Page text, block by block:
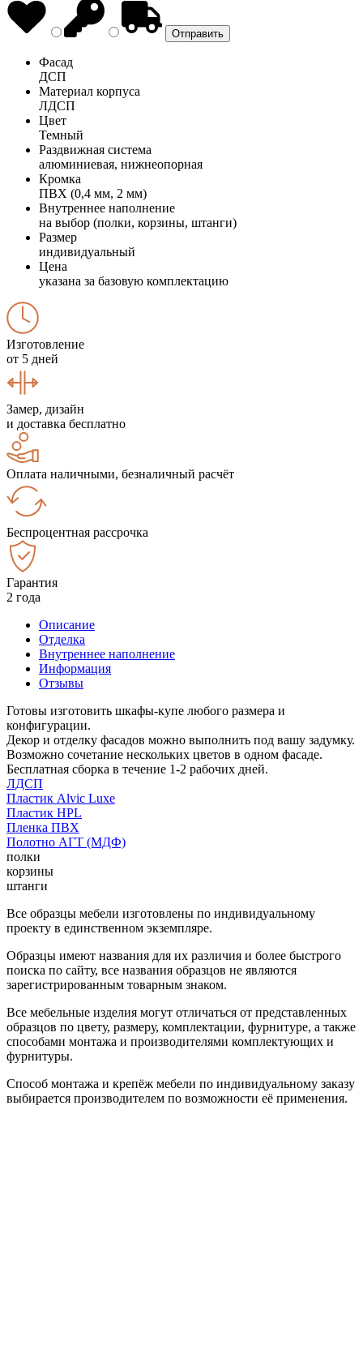
Фасад
ДСП
Материал корпуса
ЛДСП
Цвет
Темный
Раздвижная система
алюминиевая, нижнеопорная
Кромка
ПВХ (0,4 мм, 2 мм)
Внутреннее наполнение
на выбор (полки, корзины, штанги)
Размер
индивидуальный
Цена
указана за базовую комплектацию
Изготовление
от 5 дней
Замер, дизайн
и доставка бесплатно
Оплата наличными, безналичный расчёт
Беспроцентная рассрочка
Гарантия
2 года
Описание
Отделка
Внутреннее наполнение
Информация
Отзывы
Готовы изготовить шкафы-купе любого размера и
конфигурации.
Декор и отделку фасадов можно выполнить под вашу задумку.
Возможно сочетание нескольких цветов в одном фасаде.
Бесплатная сборка в течение 1-2 рабочих дней.
ЛДСП
Пластик Alvic Luxe
Пластик HPL
Пленка ПВХ
Полотно АГТ (МДФ)
полки
корзины
штанги
Все образцы мебели изготовлены по индивидуальному
проекту в единственном экземпляре.
Образцы имеют названия для их различия и более быстрого
поиска по сайту, все названия образцов не являются
зарегистрированным товарным знаком.
Все мебельные изделия могут отличаться от представленных
образцов по цвету, размеру, комплектации, фурнитуре, а также
способами монтажа и производителями комплектующих и
фурнитуры.
Способ монтажа и крепёж мебели по индивидуальному заказу
выбирается производителем по возможности её применения.